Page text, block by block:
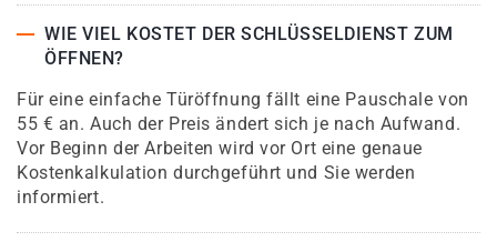
WIE VIEL KOSTET DER SCHLÜSSELDIENST ZUM
ÖFFNEN?
Für eine einfache Türöffnung fällt eine Pauschale von
55 € an. Auch der Preis ändert sich je nach Aufwand.
Vor Beginn der Arbeiten wird vor Ort eine genaue
Kostenkalkulation durchgeführt und Sie werden
informiert.